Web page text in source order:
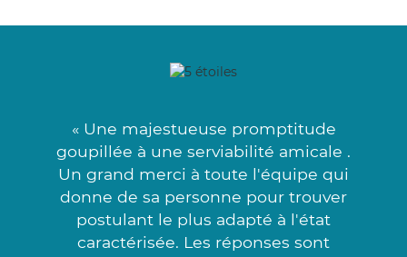
« Une majestueuse promptitude
goupillée à une serviabilité amicale .
Un grand merci à toute l'équipe qui
donne de sa personne pour trouver
postulant le plus adapté à l'état
caractérisée. Les réponses sont